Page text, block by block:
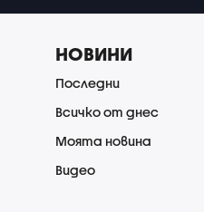
НОВИНИ
Последни
Всичко от днес
Моята новина
Видео